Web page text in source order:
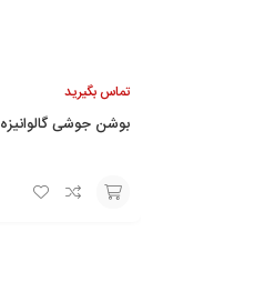
تماس بگیرید
بوشن جوشی گالوانیزه سایز 6